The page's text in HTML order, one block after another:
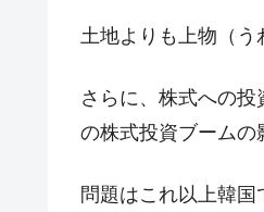
土地よりも上物（う
さらに、株式への投
の株式投資ブームの
問題はこれ以上韓